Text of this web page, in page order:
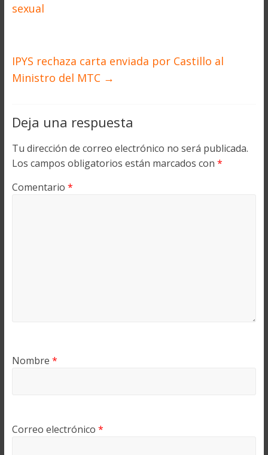
sexual
IPYS rechaza carta enviada por Castillo al
Ministro del MTC →
Deja una respuesta
Tu dirección de correo electrónico no será publicada.
Los campos obligatorios están marcados con *
Comentario *
Nombre *
Correo electrónico *